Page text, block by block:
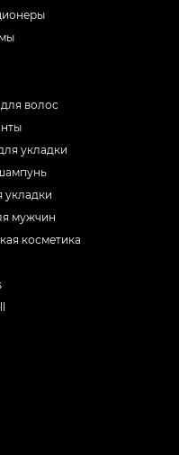
волос
укладки
укладки
мужчин
косметика